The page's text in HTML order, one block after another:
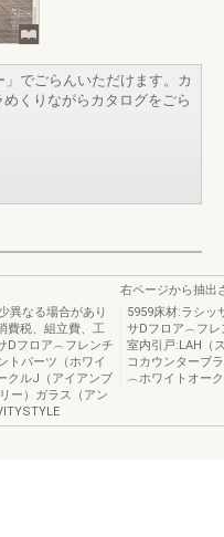
でごらんいただけます。カ
くりながらカタログをごら
異なる場合があり
費税、組立費、工
Dフロア︵フレンチ
トパーツ（ホワイ
クルJ（アイアンブ
ー）ガラス（アン
右ページから抽出
5959床材:ラシッ
サDフロア︵フ
室内引戸:LAH（
コカウンターブ
︵ホワイトオー